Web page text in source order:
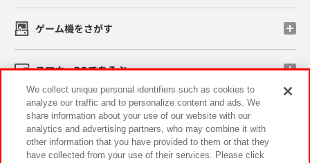
ゲーム機をさがす
スマホ・PCであそぶ
イベント・キャンペーン
We collect unique personal identifiers such as cookies to
analyze our traffic and to personalize content and ads. We
share information about your use of our website with our
analytics and advertising partners, who may combine it with
other information that you have provided to them or that they
have collected from your use of their services. Please click